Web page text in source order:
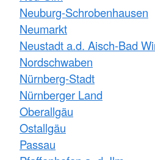
Neuburg-Schrobenhausen
Neumarkt
Neustadt a.d. Aisch-Bad
Nordschwaben
Nürnberg-Stadt
Nürnberger Land
Oberallgäu
Ostallgäu
Passau